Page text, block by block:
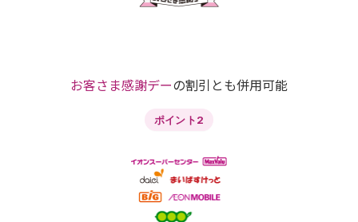
お客さま感謝デーの割引とも併用可能
ポイント2